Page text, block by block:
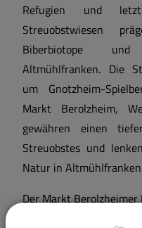
Refugien und
Streuobstwiesen
Biberbiotope
Altmühlfranken. Die
um Gnotzheim-
Markt Berolzheim,
gewähren einen
Streuobstes und
Natur in
Der Markt